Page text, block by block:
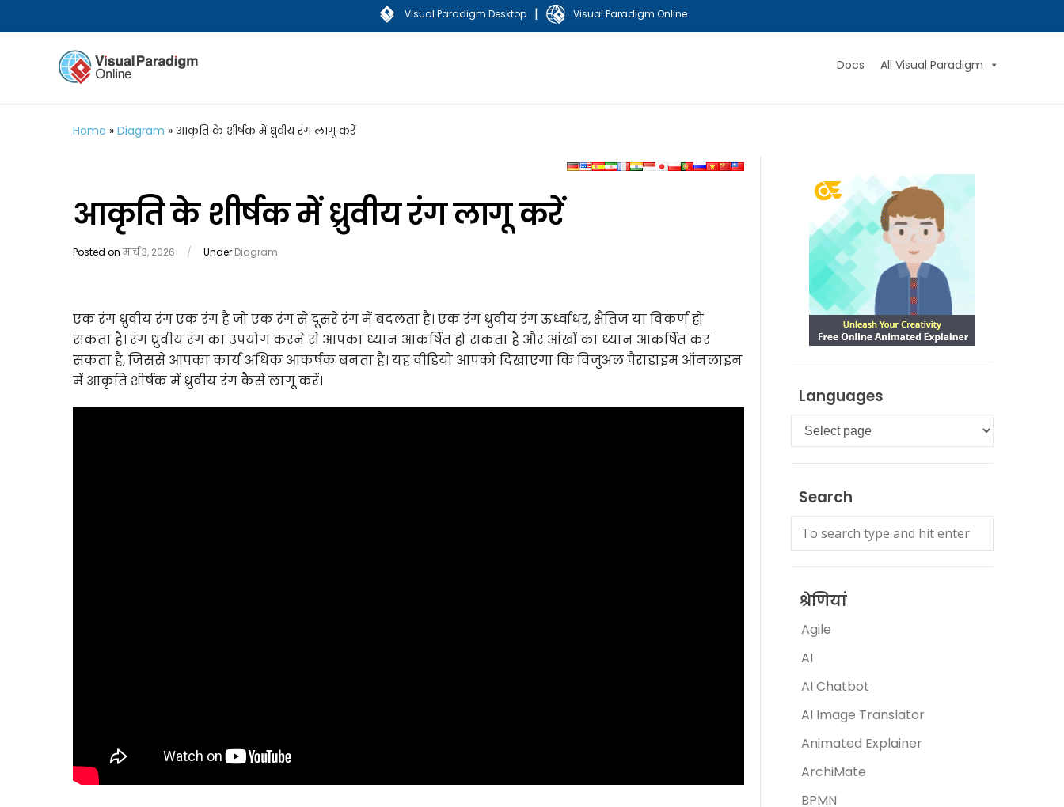
Visual Paradigm Desktop | Visual Paradigm Online
Docs All Visual Paradigm
Home » Diagram » आकृति के शीर्षक में ध्रुवीय रंग लागू करें
आकृति के शीर्षक में ध्रुवीय रंग लागू करें
Posted onमार्च 3, 2026 / Under Diagram
एक रंग ध्रुवीय रंग एक रंग है जो एक रंग से दूसरे रंग में बदलता है। एक रंग ध्रुवीय रंग ऊर्ध्वाधर, क्षैतिज या विकर्ण हो
सकता है। रंग ध्रुवीय रंग का उपयोग करने से आपका ध्यान आकर्षित हो सकता है और आंखों का ध्यान आकर्षित कर
सकता है, जिससे आपका कार्य अधिक आकर्षक बनता है। यह वीडियो आपको दिखाएगा कि विजुअल पैराडाइम ऑनलाइन
में आकृति शीर्षक में ध्रुवीय रंग कैसे लागू करें।
Languages
Languages
Search
श्रेणियां
Agile
AI
AI Chatbot
AI Image Translator
Animated Explainer
ArchiMate
BPMN